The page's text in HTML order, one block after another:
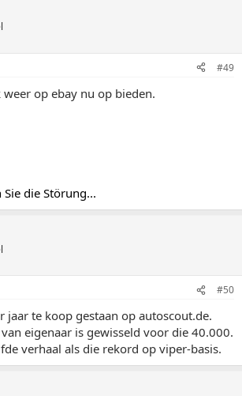
#49
weer op ebay nu op bieden.
die Störung...
#50
jaar te koop gestaan op autoscout.de.
eigenaar is gewisseld voor die 40.000.
verhaal als die rekord op viper-basis.